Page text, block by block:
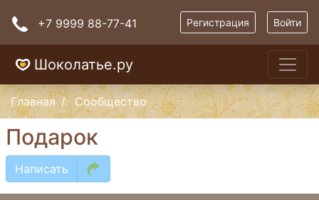
+7 9999 88-77-41 Регистрация Войти
Шоколатье.ру
Главная Сообщество
Подарок
Написать